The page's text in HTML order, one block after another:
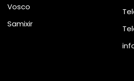
Vosco
Samixir